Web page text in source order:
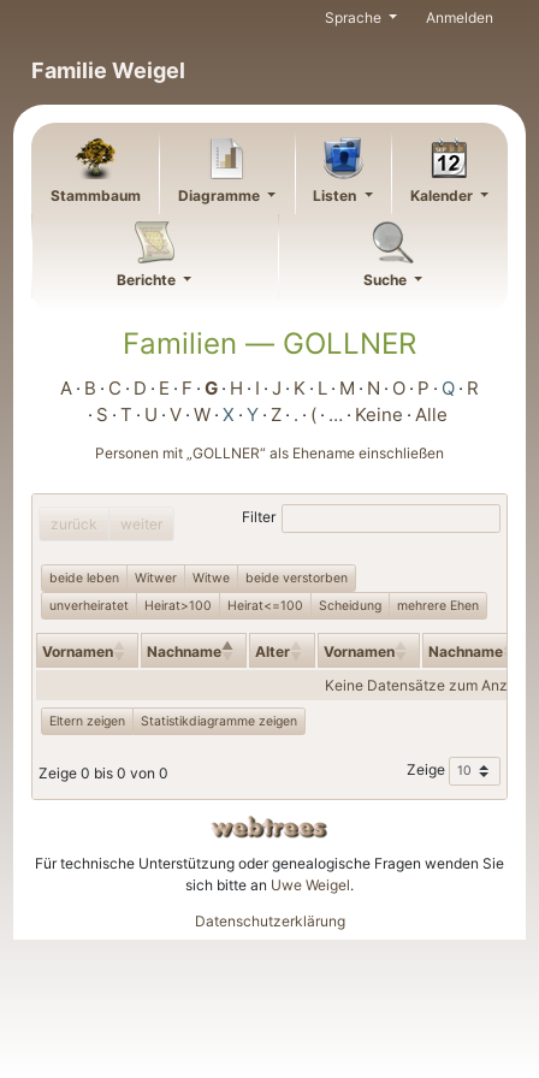
Familie Weigel
Sprache Anmelden
Stammbaum Diagramme Listen Kalender
Berichte Suche
Familien — GOLLNER
A B C D E F G H I J K L M N O P Q R
S T U V W X Y Z . ( … Keine Alle
Personen mit „GOLLNER“ als Ehename einschließen
zurück weiter Filter
beide leben Witwer Witwe
beide verstorben
unverheiratet
Heirat>100 Heirat<=100 Scheidung mehrere Ehen
Vornamen Nachname Alter Vornamen Nachname
Keine Datensätze zum
Eltern zeigen Statistikdiagramme zeigen
Zeige 0 bis 0 von 0 Zeige
Für technische Unterstützung oder genealogische Fragen wenden Sie
sich bitte an Uwe Weigel.
Datenschutzerklärung